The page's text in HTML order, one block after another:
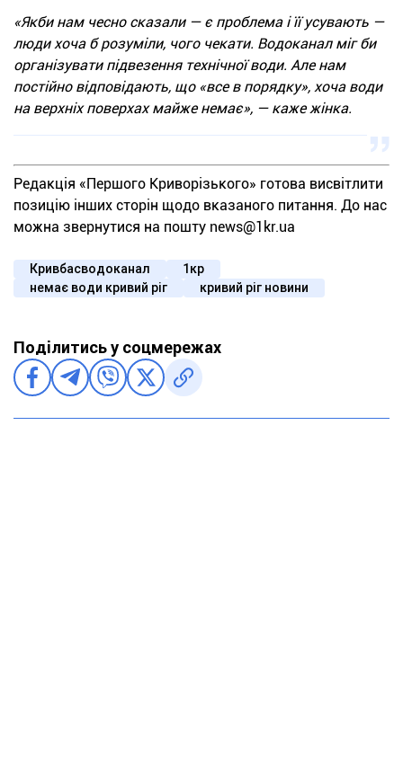
«Якби нам чесно сказали — є проблема і її усувають —
люди хоча б розуміли, чого чекати. Водоканал міг би
організувати підвезення технічної води. Але нам
постійно відповідають, що «все в порядку», хоча води
на верхніх поверхах майже немає», — каже жінка.
Редакція «Першого Криворізького» готова висвітлити
позицію інших сторін щодо вказаного питання. До нас
можна звернутися на пошту news@1kr.ua
Кривбасводоканал
1кр
немає води кривий ріг
кривий ріг новини
Поділитись у соцмережах